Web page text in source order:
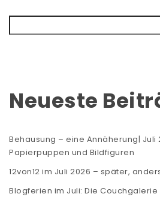
Neueste
Behausung – eine Annäherung| Juli
Papierpuppen und Bildfiguren
12von12 im Juli 2026 – später,
Blogferien im Juli: Die